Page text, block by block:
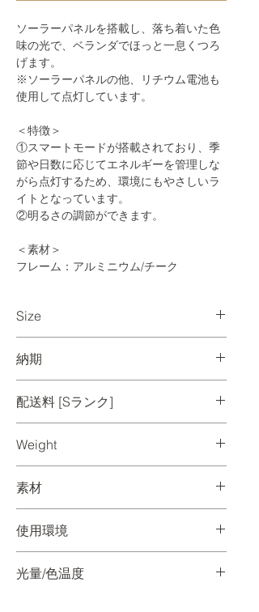
ソーラーパネルを搭載し、落ち着いた色
味の光で、ベランダでほっと一息くつろ
げます。
※ソーラーパネルの他、リチウム電池も
使用して点灯しています。
＜特徴＞
①スマートモードが搭載されており、季
節や日数に応じてエネルギーを管理しな
がら点灯するため、環境にもやさしいラ
イトとなっています。
②明るさの調節ができます。
＜素材＞
フレーム：アルミニウム/チーク
インドネシア
＜Q＆A＞
Q、使い方は？
A、スマートモードとフォーカスモード
があります。一回短く押すと、スマー
ト・モードに切り替わります。照明は自
動的にその時の天気や場所と電力によっ
て光力を調節して光ります。このモード
で夜になると自動的に点灯してくれま
す。長押しで光を調節することができま
二回短く押すと、フォーカス・オンモー
ドに切り替わります。電力が切れるまで
ずっと点灯します。
長押しすると光を調節することができま
Size
納期
ご入金確認後、1週間程度で出荷いたしま
す。ご注文時のメールにて納品日のご連
絡をいたします。
場合】
ご入金確認後、約4ヶ月～6ヶ月の納期が
かかります。状況により変動いたします
ので、お問い合わせください。
配送料 [Sランク]
Weight
素材
使用環境
軒下でのご使用を推奨します。
光量/色温度